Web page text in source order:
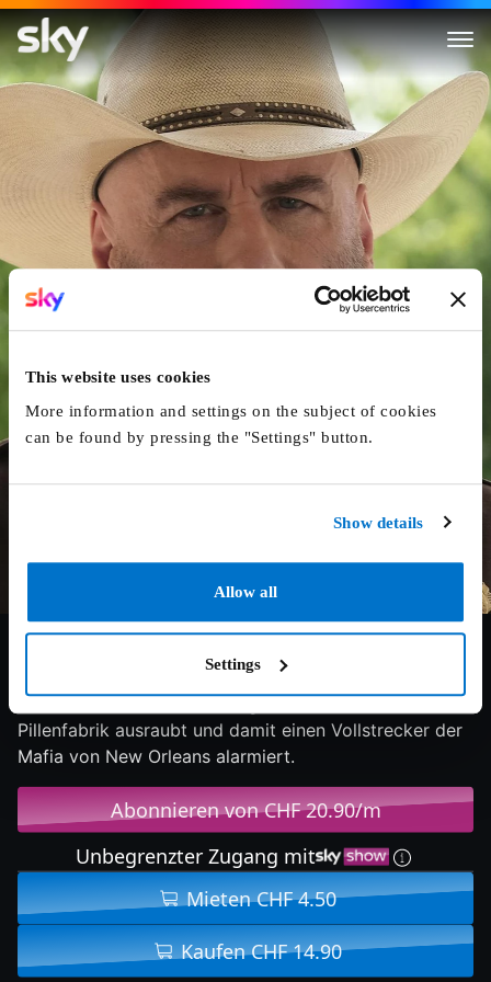
This website uses cookies
More information and settings on the subject of cookies
can be found by pressing the "Settings" button.
Show details
Allow all
Settings
Mob Land
5.5/10 2023 106 min Action
Ein Sheriff versucht, den Frieden zu bewahren, als ein
verzweifelter Familienvater gewaltsam eine
Pillenfabrik ausraubt und damit einen Vollstrecker der
Mafia von New Orleans alarmiert.
Abonnieren von CHF 20.90/m
Unbegrenzter Zugang mit
Mieten CHF 4.50
Kaufen CHF 14.90